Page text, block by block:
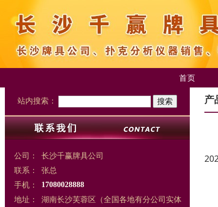
首页
站内搜索：
公司：
长沙千赢牌具公司
联系：
张总
手机：
17080028888
地址：
湖南长沙芙蓉区（全国各地有分公司实体
产